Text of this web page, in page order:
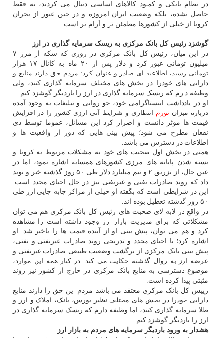
در نظام بانکی و کمبود کالاهای اساسی دنبال می کردند، نه فقط
حاصل نشده، بلکه وضعیت ایران امروزه و در حین عبور از بحران
کرونا از خیلی از کشورها مطمئن تر و آرام تر است.
گوشزد رئیس کل بانک مرکزی به ریسک سرمایه گذاری در ارز
در این میان، رئیس کل بانک مرکزی در روزی که سکه از مرز ۷
میلیون تومانی عبور کرد و دلار پس از ۲۰ ماه به کانال ۱۷ هزار
تومانی رسید، اطلاعیه ای صادر و عنوان کرد: مردم حق دارند منابع و
دارایی های خودرا در بخش های مختلف سرمایه گذاری کنند، ولی
وظیفه دارم که ریسک سرمایه گذاری در ارز را باردیگر گوشزد کنم.
او در یادداشت اینستاگرامی خود، جو روانی و تبلیغات به وجود آمده
درباره میزانتورم انتظاری و شرایط آتی ارزی کشور را در افزایش
قیمت ها موثر دانست و اصرار کرد این مسائل، عموما توسط ذی
نفعان مطرح می شود؛ پیش بینی هایی که دور از واقعیت ها و
اطلاعات در دسترس می باشد.
همتی در بخش اول صحبت های خود به مشکلات مربوط به کرونا و
بسته شدن پایانه های مرزی کشورهای همسایه اشاره نمود، اما در
عین حال، از تزریق ۲ و نیم میلیارد دلار طی ۵۰ روز گذشته خبر و نوید
داد که روند صادرات نفتی و غیرنفتی نیز در حال احیای مجدد است.
این در شرایطی است که بگفته او خیلی از مراکز جابه جایی ارز طی
۵۰ روز گذشته تعطیل بوده اند.
در واقع در لابه لای صحبت های رئیس کل بانک مرکزی هم می توان
مشکلاتی که برای مدیریت بازار ارز وجود داشته است را مشاهده
کرد و هم می توان، پیش بینی او از آینده قیمت ها را باخبر شد. او
اشاره کرد؛ با احیای مجدد و تدریجی روند صادرات غیرنفتی و نفتی،
پیش بینی بانک مرکزی از برگشت وضعیت طبیعی صادرات غیرنفتی و
عرضه ارز به روال گذشته حکایت می کند. در کنار همه این موارد،
موضوع دسترسی به منابع بانک مرکزی در خارج از کشور نیز روند
مثبتی پیدا کرده است.
رییس کل بانک مرکزی معتقد می باشد مردم این حق را دارند منابع
دارایی خودرا در بخش های مختلف نظیر بورس، بانک، املاک و ارز و
طلا سرمایه گذاری کنند، اما وظیفه دارم که ریسک سرمایه گذاری در
ارز را باردیگر گوشزد کنم.
هشدار به ورود باردیگر سرمایه های مردم به بازار ارز